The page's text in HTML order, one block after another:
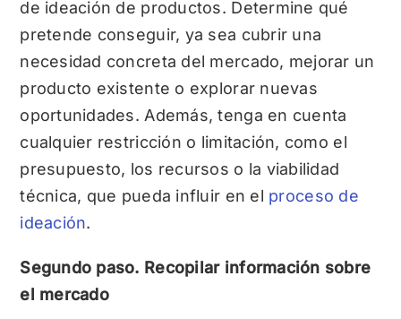
de ideación de productos. Determine qué
pretende conseguir, ya sea cubrir una
necesidad concreta del mercado, mejorar un
producto existente o explorar nuevas
oportunidades. Además, tenga en cuenta
cualquier restricción o limitación, como el
presupuesto, los recursos o la viabilidad
técnica, que pueda influir en el proceso de
ideación.
Segundo paso. Recopilar información sobre
el mercado